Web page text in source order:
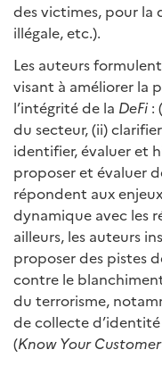
des victimes, pour la
illégale, etc.).
Les auteurs
visant à améliorer la
l’intégrité de la DeFi :
du secteur, (ii)
identifier, évaluer et
proposer et évaluer
répondent aux
dynamique avec les
ailleurs, les auteurs
proposer des pistes
contre le
du terrorisme,
de collecte
(Know Your Customer